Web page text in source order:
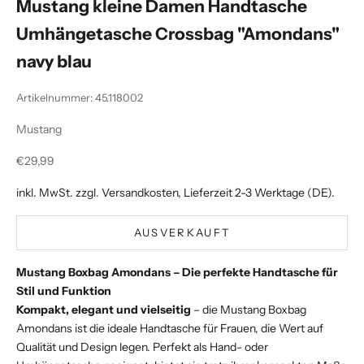
Mustang kleine Damen Handtasche
Umhängetasche Crossbag "Amondans"
navy blau
Artikelnummer: 45.118002
Mustang
Angebot
€29,99
inkl. MwSt. zzgl. Versandkosten, Lieferzeit 2-3 Werktage (DE).
AUSVERKAUFT
Mustang Boxbag Amondans – Die perfekte Handtasche für
Stil und Funktion
Kompakt, elegant und vielseitig – die Mustang Boxbag
Amondans ist die ideale Handtasche für Frauen, die Wert auf
Qualität und Design legen. Perfekt als Hand- oder